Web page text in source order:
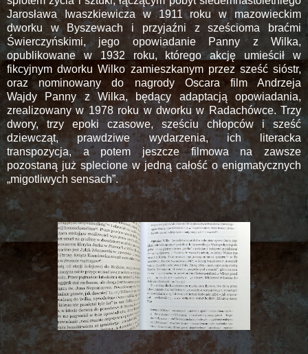
Jarosława Iwaszkiewicza w 1911 roku w mazowieckim
dworku w Byszewach i przyjaźni z sześcioma braćmi
Świerczyńskimi, jego opowiadanie Panny z Wilka,
opublikowane w 1932 roku, którego akcję umieścił w
fikcyjnym dworku Wilko zamieszkanym przez sześć sióstr,
oraz nominowany do nagrody Oscara film Andrzeja
Wajdy Panny z Wilka, będący adaptacją opowiadania,
zrealizowany w 1978 roku w dworku w Radachówce. Trzy
dwory, trzy epoki czasowe, sześciu chłopców i sześć
dziewcząt, prawdziwe wydarzenia, ich literacka
transpozycja, a potem jeszcze filmowa na zawsze
pozostaną już splecione w jedną całość o enigmatycznych
„migotliwych sensach”.